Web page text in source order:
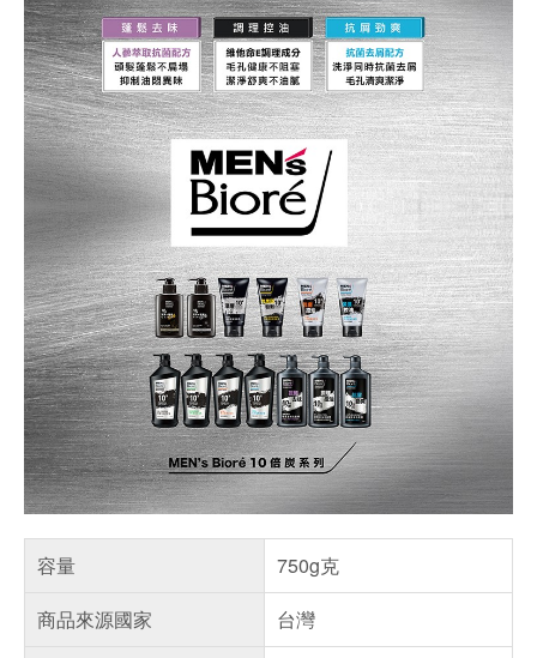
容量
750g克
商品來源國家
台灣